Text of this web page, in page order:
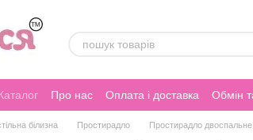
Про нас Оплата і доставка Обмін
білизна Простирадло Простирадло двоспальне